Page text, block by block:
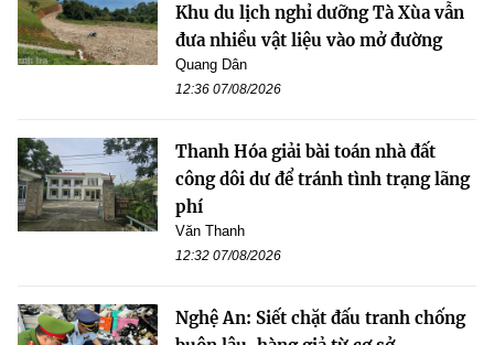
Khu du lịch nghỉ dưỡng Tà Xùa vẫn
đưa nhiều vật liệu vào mở đường
Quang Dân
12:36 07/08/2026
Thanh Hóa giải bài toán nhà đất
công dôi dư để tránh tình trạng lãng
phí
Văn Thanh
12:32 07/08/2026
Nghệ An: Siết chặt đấu tranh chống